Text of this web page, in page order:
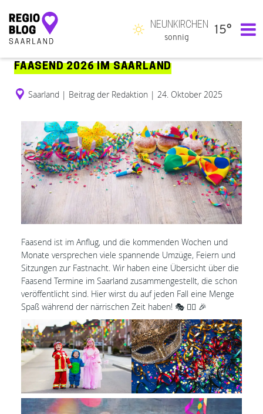
Hauptnavigation
NEUNKIRCHEN
sonnig
15°
FAASEND 2026 IM SAARLAND
Saarland | Beitrag der Redaktion | 24. Oktober 2025
Faasend ist im Anflug, und die kommenden Wochen und
Monate versprechen viele spannende Umzüge, Feiern und
Sitzungen zur Fastnacht. Wir haben eine Übersicht über die
Faasend Termine im Saarland zusammengestellt, die schon
veröffentlicht sind. Hier wirst du auf jeden Fall eine Menge
Spaß während der närrischen Zeit haben! 🎭 🤹‍♀️ 🎉